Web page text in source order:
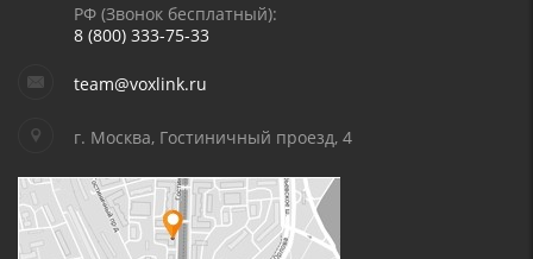
РФ (Звонок бесплатный):
8 (800) 333-75-33
team@voxlink.ru
г. Москва, Гостиничный проезд, 4